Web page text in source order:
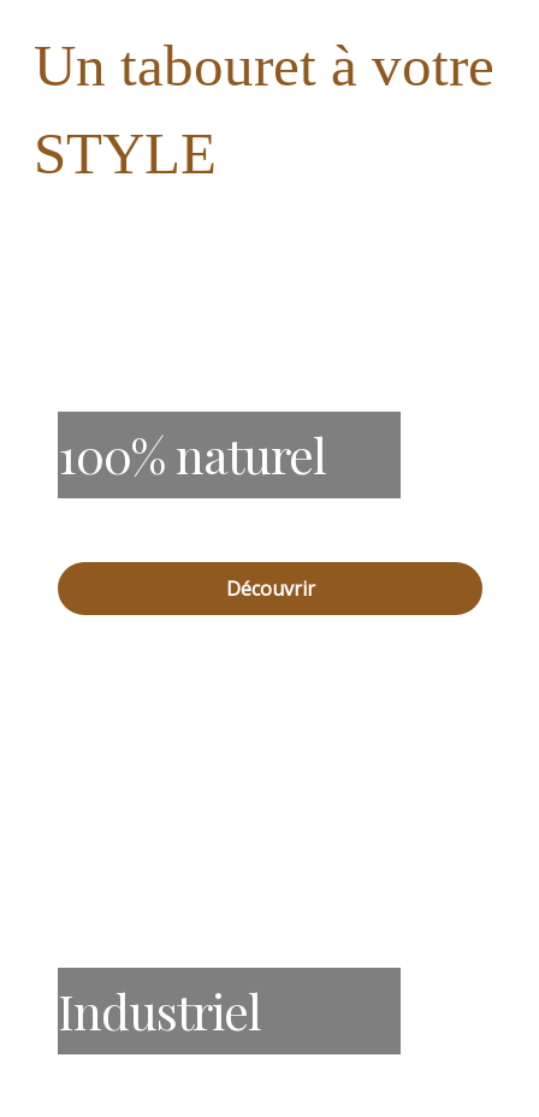
Un tabouret à votre
STYLE
100% naturel
Découvrir
Industriel